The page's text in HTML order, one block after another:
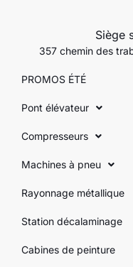
Siège
357 chemin des
PROMOS ÉTÉ
Pont élévateur
Compresseurs
Machines à pneu
Rayonnage métallique
Station décalaminage
Cabines de peinture